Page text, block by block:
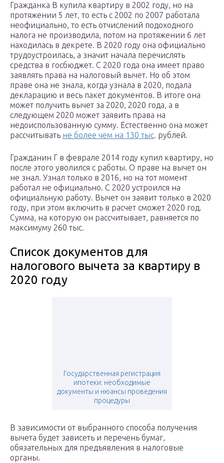
Гражданка В купила квартиру в 2002 году, но на
протяжении 5 лет, то есть с 2002 по 2007 работала
неофициально, то есть отчислений подоходного
налога не производила, потом на протяжении 6 лет
находилась в декрете. В 2020 году она официально
трудоустроилась, а значит начала перечислять
средства в госбюджет. С 2020 года она имеет право
заявлять права на налоговый вычет. Но об этом
праве она не знала, когда узнала в 2020, подала
декларацию и весь пакет документов. В итоге она
может получить вычет за 2020, 2020 года, а в
следующем 2020 может заявить права на
недоиспользованную сумму. Естественно она может
рассчитывать не более чем на 130 тыс. рублей.
Гражданин Г в феврале 2014 году купил квартиру, но
после этого уволился с работы. О праве на вычет он
не знал. Узнал только в 2016, но на тот момент
работал не официально. С 2020 устроился на
официальную работу. Вычет он заявит только в 2020
году, при этом включить в расчет сможет 2020 год.
Сумма, на которую он рассчитывает, равняется по
максимуму 260 тыс.
Список документов для
налогового вычета за квартиру в
2020 году
Государственная регистрация
ипотеки: необходимые
документы и нюансы проведения
процедуры
В зависимости от выбранного способа получения
вычета будет зависеть и перечень бумаг,
обязательных для предъявления в налоговые
органы.